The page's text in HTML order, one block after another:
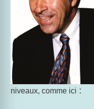
niveaux, comme ici :